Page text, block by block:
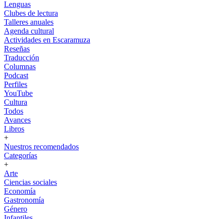
Lenguas
Clubes de lectura
Talleres anuales
Agenda cultural
Actividades en Escaramuza
Reseñas
Traducción
Columnas
Podcast
Perfiles
YouTube
Cultura
Todos
Avances
Libros
+
Nuestros recomendados
Categorías
+
Arte
Ciencias sociales
Economía
Gastronomía
Género